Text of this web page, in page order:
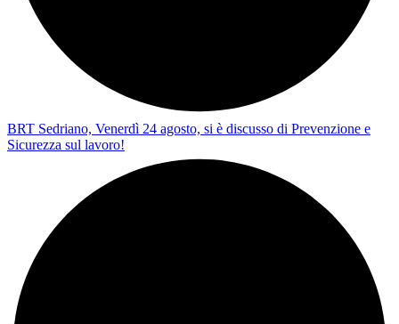
BRT Sedriano, Venerdì 24 agosto, si è discusso di Prevenzione e
Sicurezza sul lavoro!